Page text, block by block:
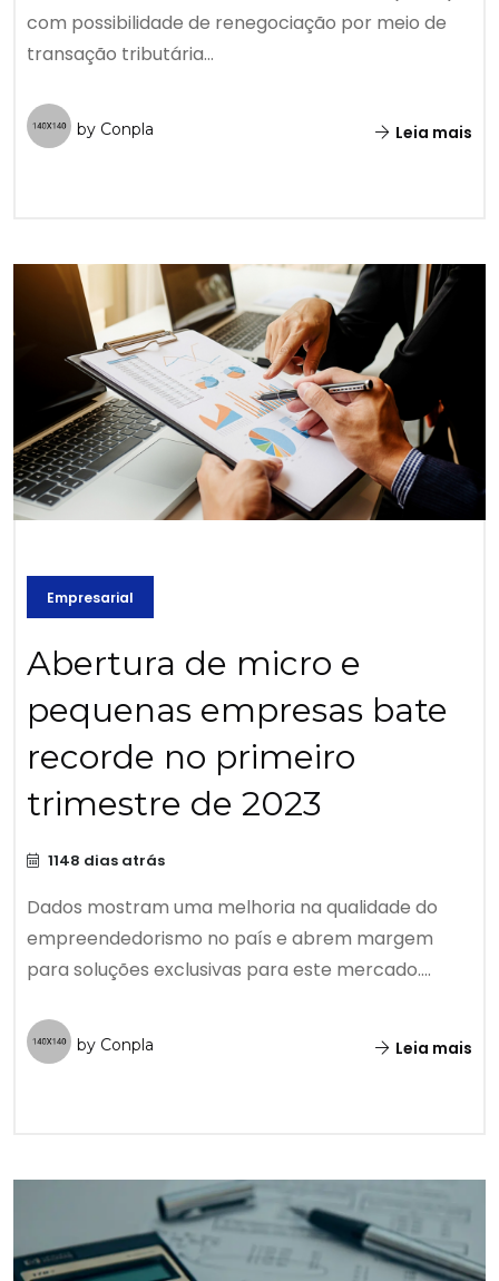
com possibilidade de renegociação por meio de
transação tributária...
by Conpla Leia mais
Empresarial
Abertura de micro e
pequenas empresas bate
recorde no primeiro
trimestre de 2023
1148 dias atrás
Dados mostram uma melhoria na qualidade do
empreendedorismo no país e abrem margem
para soluções exclusivas para este mercado....
by Conpla Leia mais